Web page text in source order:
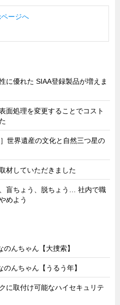
関連
ージへ
に優れた SIAA登録製品が増えま
面処理を変更することでコスト
世界遺産の文化と自然三つ星の
材していただきました
盲ちょう、脱ちょう… 社内で職
めよう
のんちゃん【大捜索】
のんちゃん【うるう年】
に取付け可能なハイセキュリテ